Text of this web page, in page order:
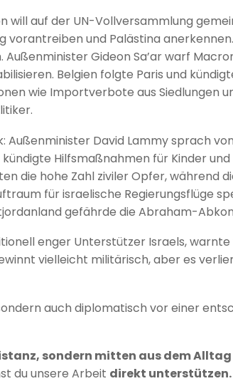
will auf der UN-Vollversammlung
vorantreiben und Palästina
Gideon Sa’ar warf
Belgien folgte Paris und
wie Importverbote aus Siedlungen
David Lammy sprach
Hilfsmaßnahmen für Kinder
die hohe Zahl ziviler Opfer, während
für israelische Regierungsflüge
gefährde die Abraham-
enger Unterstützer Israels,
vielleicht militärisch, aber es
auch diplomatisch vor einer
sondern mitten aus dem Alltag
du unsere Arbeit direkt unterstützen.